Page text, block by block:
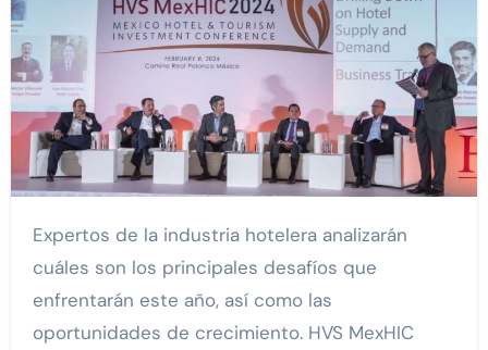
Expertos de la industria hotelera analizarán
cuáles son los principales desafíos que
enfrentarán este año, así como las
oportunidades de crecimiento. HVS MexHIC